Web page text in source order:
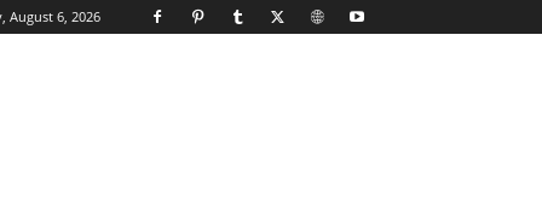
August 6, 2026